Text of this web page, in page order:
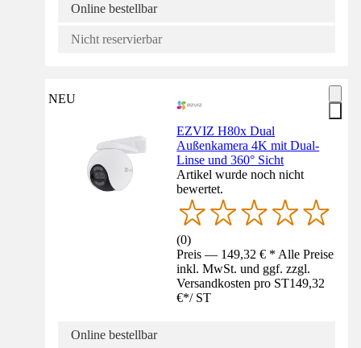
Online bestellbar
Nicht reservierbar
NEU
EZVIZ H80x Dual
Außenkamera 4K mit Dual-
Linse und 360° Sicht
Artikel wurde noch nicht
bewertet.
(0)
Preis — 149,32 € * Alle Preise
inkl. MwSt. und ggf. zzgl.
Versandkosten pro ST149,32
€*/ ST
Online bestellbar